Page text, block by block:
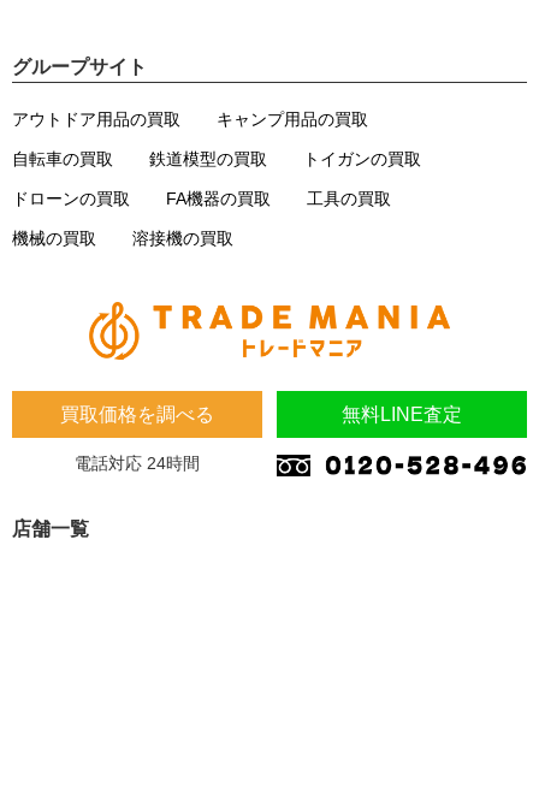
買取価格を調べる 無料LINE査定
電話対応 24時間
店舗一覧
グループサイト
アウトドア用品の買取 キャンプ用品の買取
自転車の買取 鉄道模型の買取 トイガンの買取
ドローンの買取 FA機器の買取 工具の買取
機械の買取 溶接機の買取